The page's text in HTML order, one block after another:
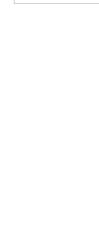
動 - 「食